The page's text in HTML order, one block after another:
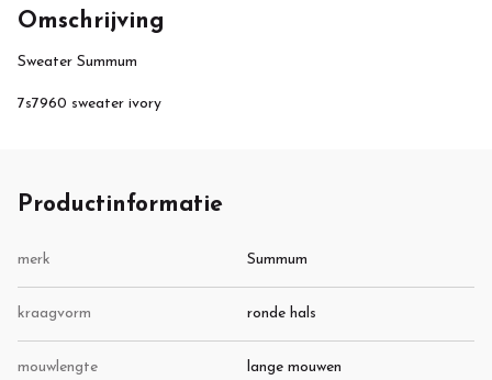
Omschrijving
Sweater Summum
7s7960 sweater ivory
Productinformatie
merk Summum
kraagvorm ronde hals
mouwlengte lange mouwen